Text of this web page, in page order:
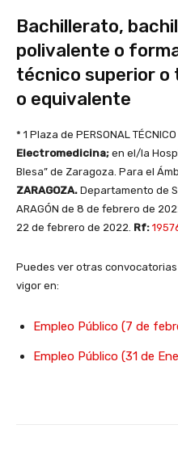
Bachillerato,
polivalente o
técnico superior o
o equivalente
* 1 Plaza de PERSONAL
Electromedicina; en el/la
Blesa” de Zaragoza. Para el
ZARAGOZA. Departamento de
ARAGÓN de 8 de febrero de
22 de febrero de 2022. Rf:
Puedes ver otras
vigor en:
Empleo Público (7 de
Empleo Público (31 de